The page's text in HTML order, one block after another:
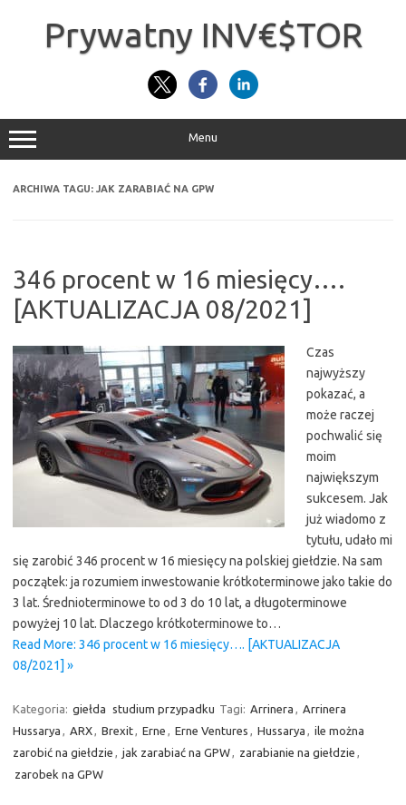
Prywatny INV€$TOR
Menu
ARCHIWA TAGU: JAK ZARABIAĆ NA GPW
346 procent w 16 miesięcy….
[AKTUALIZACJA 08/2021]
Czas
najwyższy
pokazać, a
może raczej
pochwalić się
moim
największym
sukcesem. Jak
już wiadomo z
tytułu, udało mi
się zarobić 346 procent w 16 miesięcy na polskiej giełdzie. Na sam
początek: ja rozumiem inwestowanie krótkoterminowe jako takie do
3 lat. Średnioterminowe to od 3 do 10 lat, a długoterminowe
powyżej 10 lat. Dlaczego krótkoterminowe to…
Read More: 346 procent w 16 miesięcy…. [AKTUALIZACJA
08/2021] »
Kategoria: giełda studium przypadku Tagi: Arrinera , Arrinera
Hussarya , ARX, Brexit, Erne , Erne Ventures , Hussarya , ile można
zarobić na giełdzie , jak zarabiać na GPW, zarabianie na giełdzie ,
zarobek na GPW